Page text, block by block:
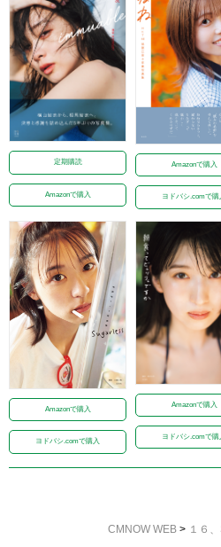
定期購読
Amazonで購入
Amazonで購入
ヨドバシ.comで購
Amazonで購入
ヨドバシ.comで購入
Amazonで購入
ヨドバシ.comで購
CMNOW WEB> １６